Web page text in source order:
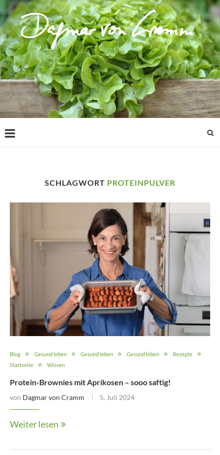
SCHLAGWORT PROTEINPULVER
Blog Gesund leben Gesund leben Gesund leben
Rezepte
Startseite
Wissen
Protein-Brownies mit Aprikosen – sooo saftig!
von Dagmar von Cramm 5. Juli 2024
Weiter lesen